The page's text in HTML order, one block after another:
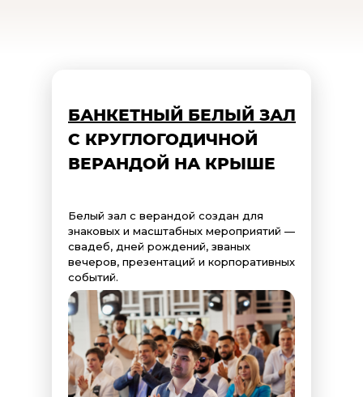
Не забывайте о том, что на территории также доступны
Выбор правильного зала с удачным светом – это залог
Белый зал с верандой создан для
знаковых и масштабных мероприятий —
свадеб, дней рождений, званых
вечеров, презентаций и корпоративных
событий.
БАНКЕТНЫЙ БЕЛЫЙ ЗАЛ
С КРУГЛОГОДИЧНОЙ
ВЕРАНДОЙ НА КРЫШЕ